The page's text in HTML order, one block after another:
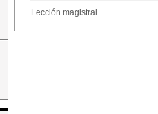
Lección magistral